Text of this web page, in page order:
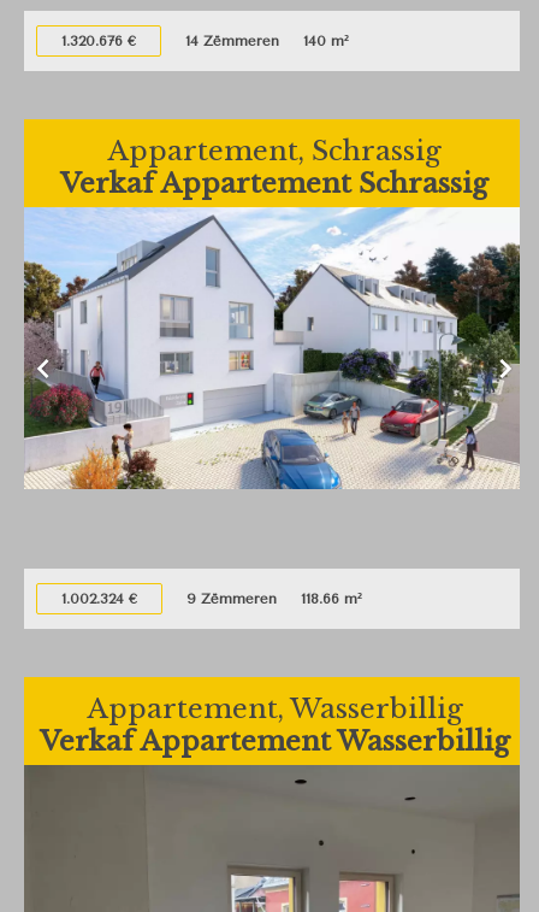
1.320.676 € 14 Zëmmeren 140 m²
Appartement, Schrassig
Verkaf Appartement Schrassig
1.002.324 € 9 Zëmmeren 118.66 m²
Appartement, Wasserbillig
Verkaf Appartement Wasserbillig